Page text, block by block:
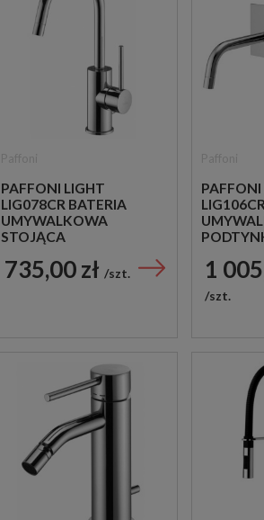
PAFFONI LIGHT
LIG078CR BATERIA
UMYWALKOWA
STOJĄCA
CHROM
735,00 zł szt.
CHROM
1
szt.